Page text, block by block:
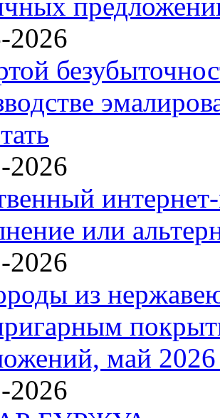
2026
2026
или
2026
из
май 2026
2026